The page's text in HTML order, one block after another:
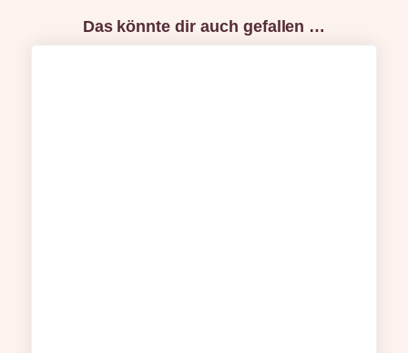
Das könnte dir auch gefallen …